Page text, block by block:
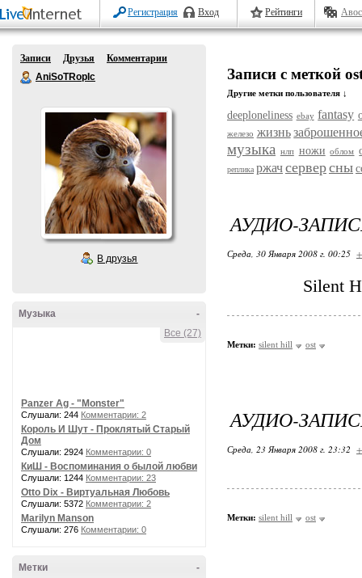
Регистрация Вход Рейтинги
Записи Друзья
Комментарии
AniSoTRopIc
В друзья
-
Музыка
Все (27)
Panzer Ag - "Monster"
Слушали: 244 Комментарии: 2
Король И Шут - Проклятый Старый
Дом
Слушали: 2924 Комментарии: 0
КиШ - Воспоминания о былой любви
Слушали: 1244 Комментарии: 23
Otto Dix - Виртуальная Любовь
Слушали: 5372 Комментарии: 2
Marilyn Manson
Слушали: 276 Комментарии: 0
-
Метки
Записи с меткой
Другие метки пользователя ↓
deeploneliness ebay fantasy
железо жизнь
музыка нлп ножи облом
реплика ржачсерверсны
АУДИО-
Среда, 30 Января 2008 г. 00:25
Silent
Метки: silent hill ost
АУДИО-
Среда, 23 Января 2008 г. 23:32
Метки: silent hill ost